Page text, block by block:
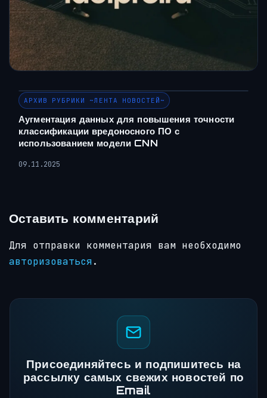
АРХИВ РУБРИКИ ~ЛЕНТА НОВОСТЕЙ~
Аугментация данных для повышения точности
классификации вредоносного ПО с
использованием модели CNN
09.11.2025
Оставить комментарий
Для отправки комментария вам необходимо
авторизоваться.
Присоединяйтесь и подпишитесь на
рассылку самых свежих новостей по
Email